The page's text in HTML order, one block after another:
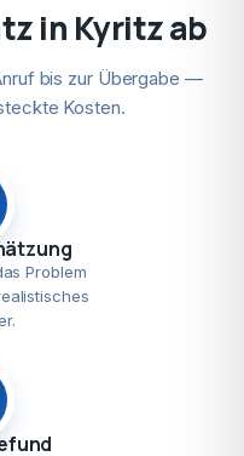
in Kyritz ab
bis zur Übergabe —
Kosten.
Problem